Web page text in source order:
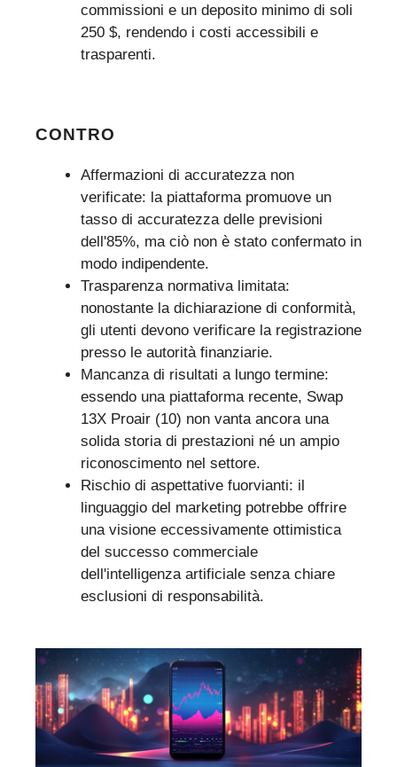
commissioni e un deposito minimo di soli
250 $, rendendo i costi accessibili e
trasparenti.
CONTRO
Affermazioni di accuratezza non
verificate: la piattaforma promuove un
tasso di accuratezza delle previsioni
dell'85%, ma ciò non è stato confermato in
modo indipendente.
Trasparenza normativa limitata:
nonostante la dichiarazione di conformità,
gli utenti devono verificare la registrazione
presso le autorità finanziarie.
Mancanza di risultati a lungo termine:
essendo una piattaforma recente, Swap
13X Proair (10) non vanta ancora una
solida storia di prestazioni né un ampio
riconoscimento nel settore.
Rischio di aspettative fuorvianti: il
linguaggio del marketing potrebbe offrire
una visione eccessivamente ottimistica
del successo commerciale
dell'intelligenza artificiale senza chiare
esclusioni di responsabilità.